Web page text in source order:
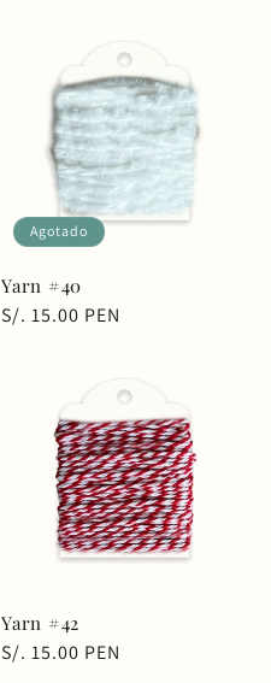
Agotado
Yarn #40
Precio
S/. 15.00 PEN
Yarn #42
Precio
S/. 15.00 PEN